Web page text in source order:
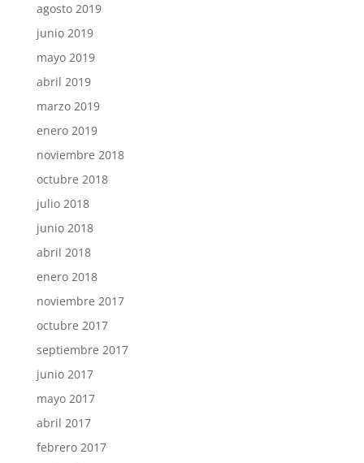
agosto 2019
junio 2019
mayo 2019
abril 2019
marzo 2019
enero 2019
noviembre 2018
octubre 2018
julio 2018
junio 2018
abril 2018
enero 2018
noviembre 2017
octubre 2017
septiembre 2017
junio 2017
mayo 2017
abril 2017
febrero 2017